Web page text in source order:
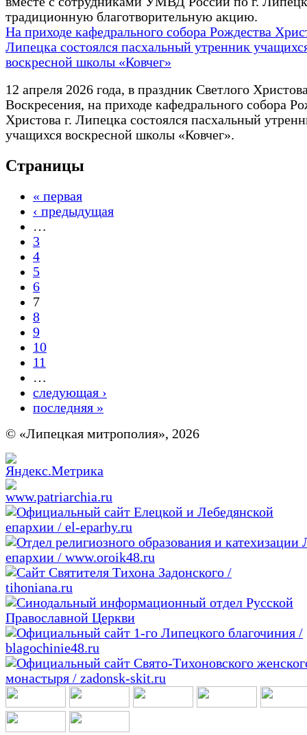
традиционную благотворительную акцию.
На приходе кафедрального собора Рождества
Липецка состоялся пасхальный утренник
воскресной школы «Ковчег»
12 апреля 2026 года, в праздник Светлого
Воскресения, на приходе кафедрального собора
Христова г. Липецка состоялся пасхальный
учащихся воскресной школы «Ковчег».
Страницы
« первая
‹ предыдущая
…
3
4
5
6
7
8
9
10
11
…
следующая ›
последняя »
© «Липецкая митрополия», 2026